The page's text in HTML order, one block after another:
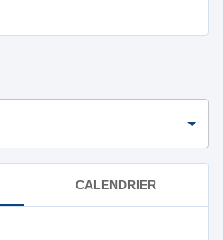
CALENDRIER